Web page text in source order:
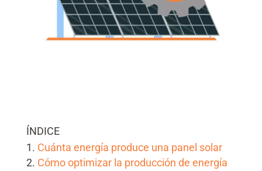
ÍNDICE
Cuánta energía produce una panel solar
Cómo optimizar la producción de energía